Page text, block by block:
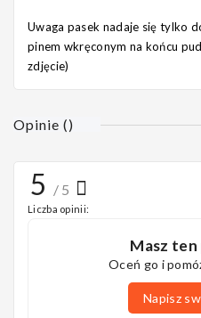
Uwaga pasek nadaje się tylko
pinem wkręconym na końcu
zdjęcie)
Opinie ()
5 / 5
Liczba opinii:
Masz
Oceń go i
Napisz